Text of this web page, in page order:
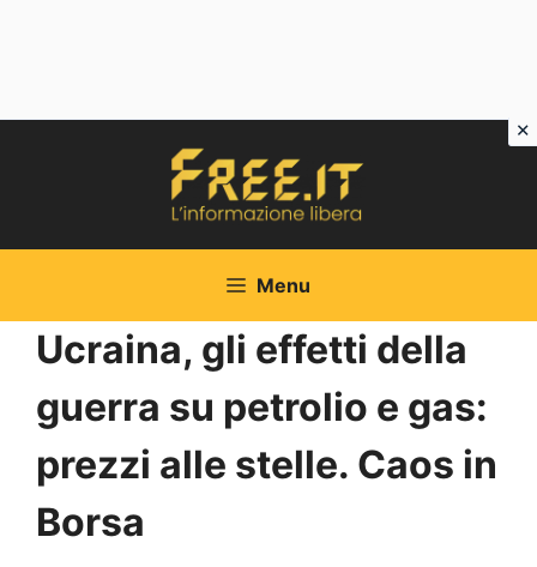
Menu
Ucraina, gli effetti della
guerra su petrolio e gas:
prezzi alle stelle. Caos in
Borsa